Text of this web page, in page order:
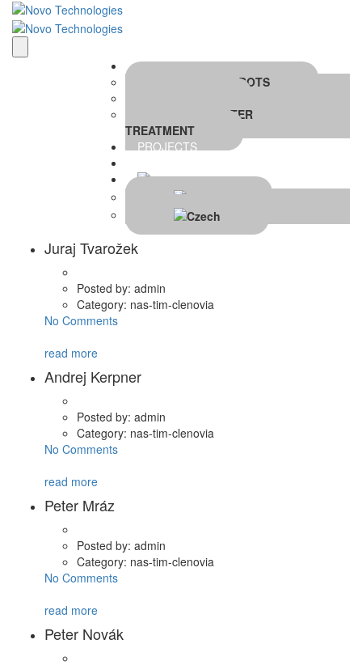
Applications
MOBILE ROBOTS
WASTEWATER
TREATMENT
PROJECTS
Juraj Tvarožek
Posted by: admin
Category: nas-tim-clenovia
No Comments
read more
Andrej Kerpner
Posted by: admin
Category: nas-tim-clenovia
No Comments
read more
Peter Mráz
Posted by: admin
Category: nas-tim-clenovia
No Comments
read more
Peter Novák